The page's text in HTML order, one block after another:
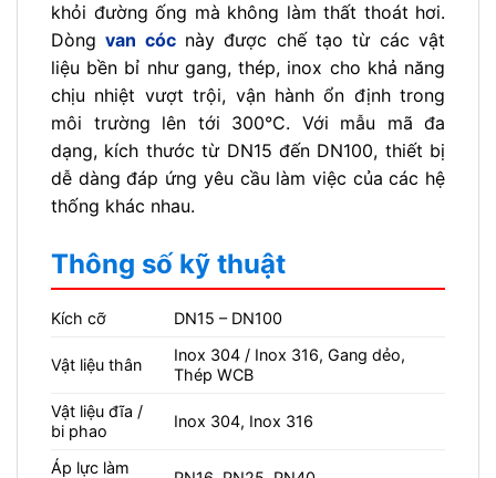
khỏi đường ống mà không làm thất thoát hơi.
Dòngvan cócnày được chế tạo từ các vật
liệu bền bỉ như gang, thép, inox cho khả năng
chịu nhiệt vượt trội, vận hành ổn định trong
môi trường lên tới 300°C. Với mẫu mã đa
dạng, kích thước từ DN15 đến DN100, thiết bị
dễ dàng đáp ứng yêu cầu làm việc của các hệ
thống khác nhau.
Thông số kỹ thuật
Kích cỡ DN15 – DN100
Vật liệu thân
Inox 304 / Inox 316, Gang dẻo,
Thép WCB
Vật liệu đĩa /
bi phao
Inox 304, Inox 316
Áp lực làm